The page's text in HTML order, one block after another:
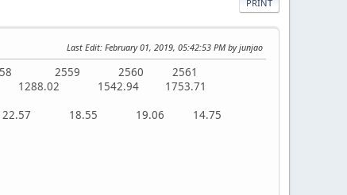
PRINT
Last Edit: February 01, 2019, 05:42:53 PM by junjao
2559 2560 2561
1288.02 1542.94 1753.71
18.55 19.06 14.75